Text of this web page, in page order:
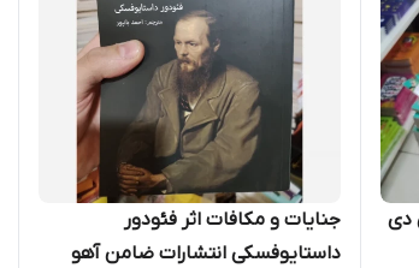
دی
جنایات و مکافات اثر فئودور
داستایوفسکی انتشارات ضامن آهو